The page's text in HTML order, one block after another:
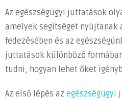
egészségügyi
juttatáshoz?
bejegyzéshez
Az egészségügyi juttatások
amelyek segítséget nyújtanak
fedezésében és az
juttatások különböző
tudni, hogyan lehet őket
Az első lépés az egészségügyi